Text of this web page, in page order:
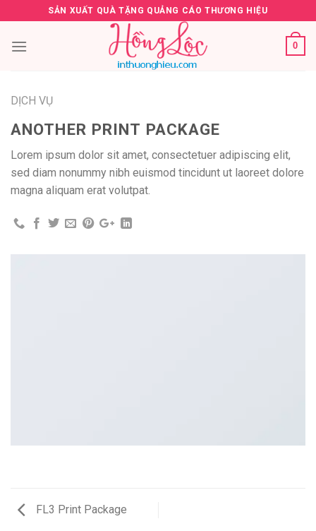
to
content
SẢN XUẤT QUÀ TẶNG QUẢNG CÁO THƯƠNG HIỆU
0
DỊCH VỤ
ANOTHER PRINT PACKAGE
Lorem ipsum dolor sit amet, consectetuer adipiscing elit,
sed diam nonummy nibh euismod tincidunt ut laoreet dolore
magna aliquam erat volutpat.
FL3 Print Package